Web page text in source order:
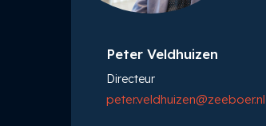
Peter Veldhuizen
Directeur
peter.veldhuizen@zeeboer.nl